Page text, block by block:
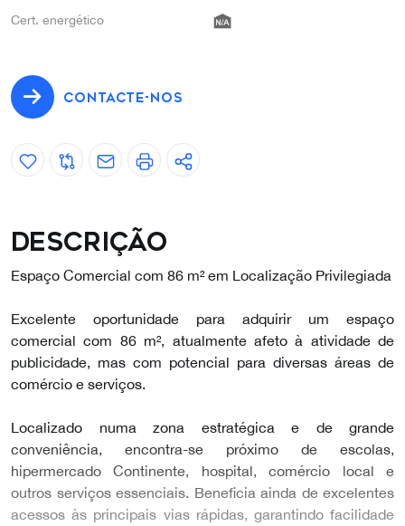
Cert. energético
CONTACTE-NOS
Descrição
Espaço Comercial com 86 m² em Localização Privilegiada
Excelente oportunidade para adquirir um espaço
comercial com 86 m², atualmente afeto à atividade de
publicidade, mas com potencial para diversas áreas de
comércio e serviços.
Localizado numa zona estratégica e de grande
conveniência, encontra-se próximo de escolas,
hipermercado Continente, hospital, comércio local e
outros serviços essenciais. Beneficia ainda de excelentes
acessos às principais vias rápidas, garantindo facilidade